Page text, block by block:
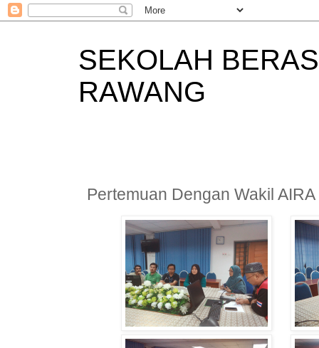
SEKOLAH
RAWANG
Pertemuan Dengan Wakil AIRA